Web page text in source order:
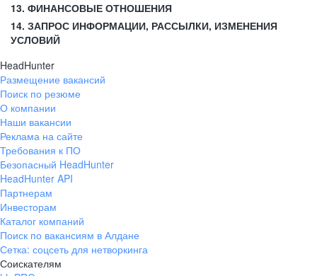
13. ФИНАНСОВЫЕ ОТНОШЕНИЯ
14. ЗАПРОС ИНФОРМАЦИИ, РАССЫЛКИ, ИЗМЕНЕНИЯ
УСЛОВИЙ
HeadHunter
Размещение вакансий
Поиск по резюме
О компании
Наши вакансии
Реклама на сайте
Требования к ПО
Безопасный HeadHunter
HeadHunter API
Партнерам
Инвесторам
Каталог компаний
Поиск по вакансиям в Алдане
Сетка: соцсеть для нетворкинга
Соискателям